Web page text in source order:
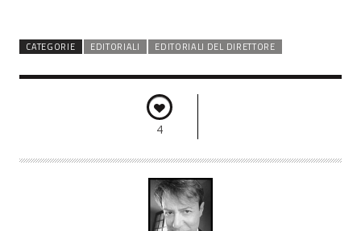
CATEGORIE EDITORIALI EDITORIALI DEL DIRETTORE
4